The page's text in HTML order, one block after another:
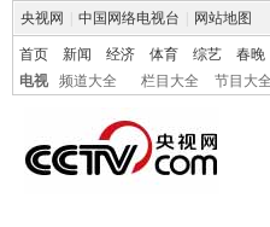
央视网 中国网络电视台 网站地图
首页 新闻 经济 体育 综艺 春晚
电视
频道大全 栏目大全 节目大全